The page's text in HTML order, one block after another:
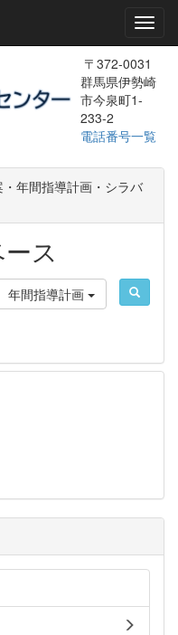
〒372-0031
群馬県伊勢崎
市今泉町1-
233-2
電話番号一覧
年間指導計画・シラバ
ス
年間指導計画